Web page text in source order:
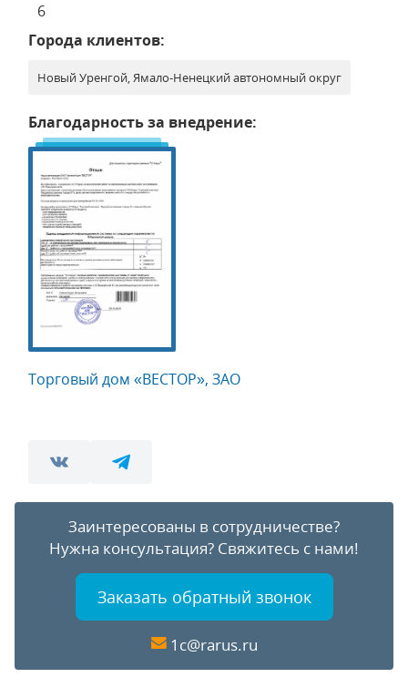
6
Города клиентов:
Новый Уренгой, Ямало-Ненецкий автономный округ
Благодарность за внедрение:
Торговый дом «ВЕСТОР», ЗАО
Заинтересованы в сотрудничестве?
Нужна консультация? Свяжитесь с нами!
Заказать обратный звонок
1c@rarus.ru